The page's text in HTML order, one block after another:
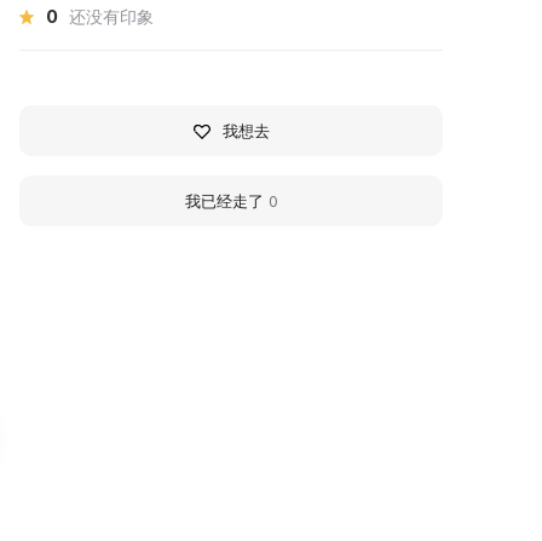
0 还没有印象
我想去
我已经走了 0